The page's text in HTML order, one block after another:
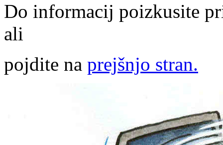
Do informacij poizkusite
ali
pojdite na prejšnjo stran.